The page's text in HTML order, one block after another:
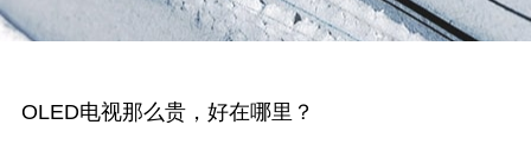
OLED电视那么贵，好在哪里？